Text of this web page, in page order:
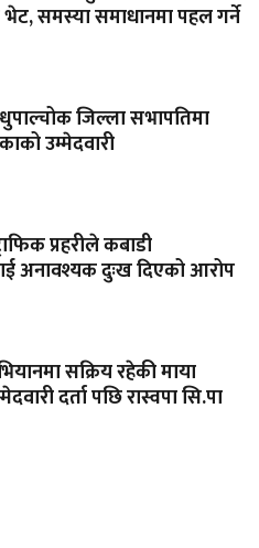
समस्या समाधानमा पहल गर्ने
जिल्ला सभापतिमा
उम्मेदवारी
प्रहरीले कबाडी
अनावश्यक दुःख दिएको आरोप
सक्रिय रहेकी माया
दर्ता पछि रास्वपा सि.पा